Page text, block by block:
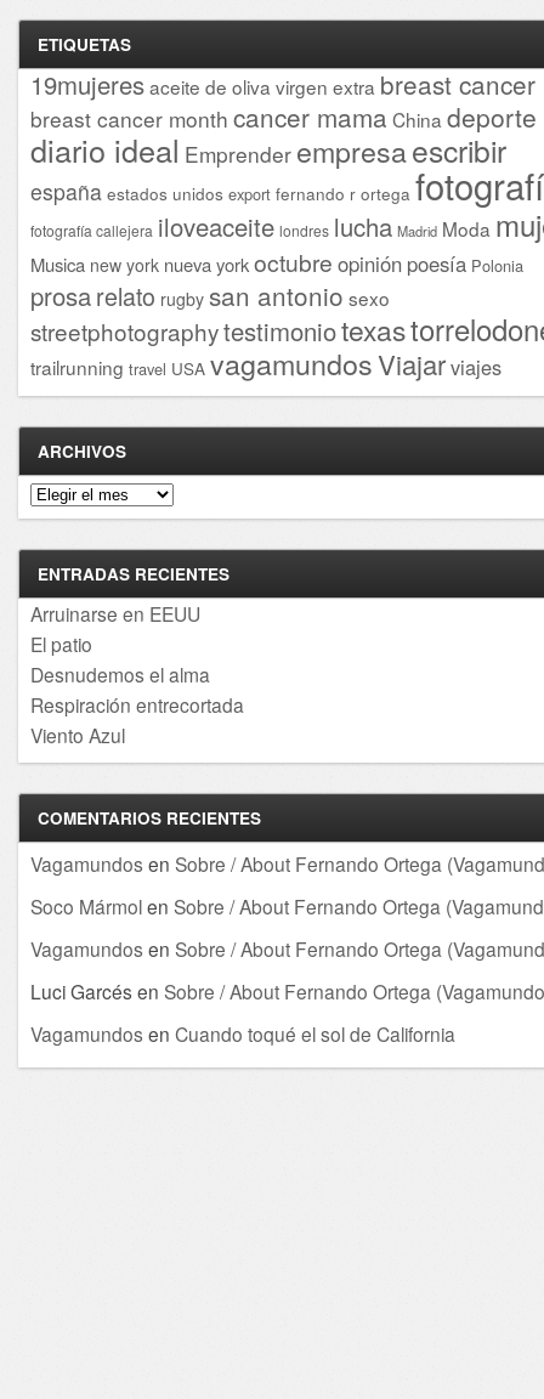
ETIQUETAS
19mujeresaceite de oliva virgen extra breast cancer
breast cancer month cancer mama China deporte
diario ideal Emprender empresaescribir
españa estados unidos export fernando r ortega
fotografía callejera iloveaceite londres lucha Madrid Moda
Musica new york nueva yorkoctubre opinión poesía Polonia
prosarelato rugby san antonio sexo
streetphotographytestimoniotexas
trailrunning travel USA vagamundosViajarviajes
ARCHIVOS
Archivos
ENTRADAS RECIENTES
Arruinarse en EEUU
El patio
Desnudemos el alma
Respiración entrecortada
Viento Azul
COMENTARIOS RECIENTES
Vagamundos en Sobre / About Fernando Ortega
Soco Mármolen Sobre / About Fernando Ortega
Vagamundos en Sobre / About Fernando Ortega
Luci Garcés en Sobre / About Fernando Ortega
Vagamundos en Cuando toqué el sol de California